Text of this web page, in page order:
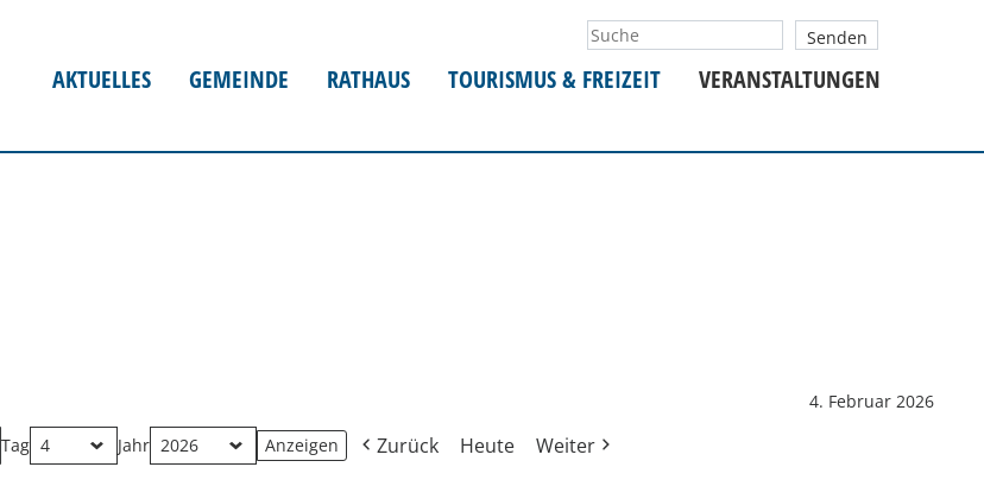
AKTUELLES GEMEINDE RATHAUS TOURISMUS & FREIZEIT VERANSTALTUNGEN
4. Februar 2026
Tag Jahr Zurück Heute Weiter